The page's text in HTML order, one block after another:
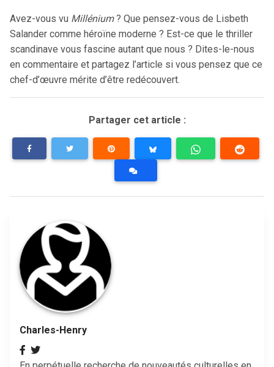
Avez-vous vu Millénium? Que pensez-vous de Lisbeth
Salander comme héroïne moderne ? Est-ce que le thriller
scandinave vous fascine autant que nous ? Dites-le-nous
en commentaire et partagez l’article si vous pensez que ce
chef-d’œuvre mérite d’être redécouvert.
Partager cet article :
Charles-Henry